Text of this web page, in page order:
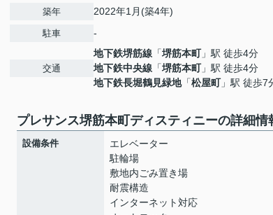
築年 2022年1月(築4年)
駐車 -
交通
地下鉄堺筋線 「堺筋本町」駅 徒歩4分
地下鉄中央線 「堺筋本町」駅 徒歩4分
地下鉄長堀鶴見緑地「松屋町」駅 徒歩7
プレサンス堺筋本町ディスティニーの詳細情
設備条件
エレベーター
駐輪場
敷地内ごみ置き場
耐震構造
インターネット対応